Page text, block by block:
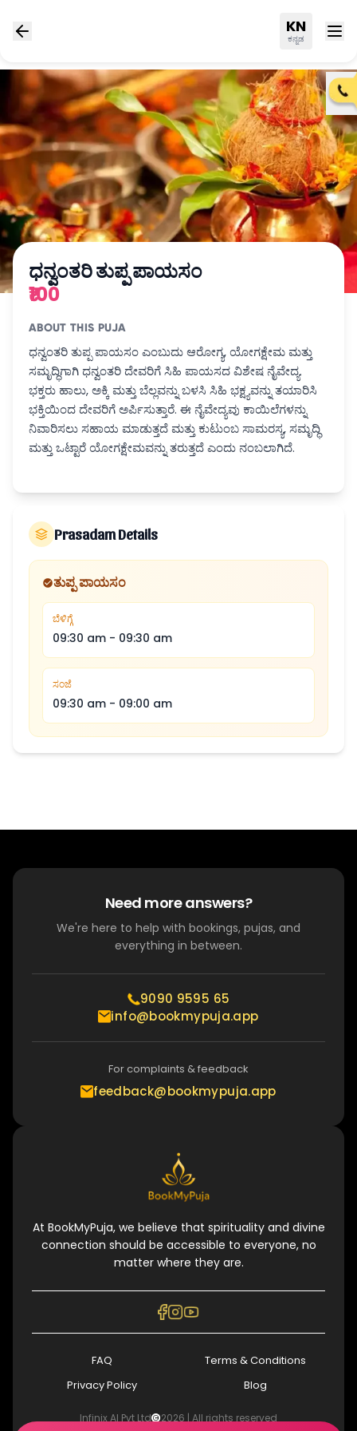
KN
ಕನ್ನಡ
ಧನ್ವಂತರಿ ತುಪ್ಪ ಪಾಯಸಂ
₹100
ABOUT THIS PUJA
ಧನ್ವಂತರಿ ತುಪ್ಪ ಪಾಯಸಂ ಎಂಬುದು ಆರೋಗ್ಯ, ಯೋಗಕ್ಷೇಮ ಮತ್ತು
ಸಮೃದ್ಧಿಗಾಗಿ ಧನ್ವಂತರಿ ದೇವರಿಗೆ ಸಿಹಿ ಪಾಯಸದ ವಿಶೇಷ ನೈವೇದ್ಯ.
ಭಕ್ತರು ಹಾಲು, ಅಕ್ಕಿ ಮತ್ತು ಬೆಲ್ಲವನ್ನು ಬಳಸಿ ಸಿಹಿ ಭಕ್ಷ್ಯವನ್ನು ತಯಾರಿಸಿ
ಭಕ್ತಿಯಿಂದ ದೇವರಿಗೆ ಅರ್ಪಿಸುತ್ತಾರೆ. ಈ ನೈವೇದ್ಯವು ಕಾಯಿಲೆಗಳನ್ನು
ನಿವಾರಿಸಲು ಸಹಾಯ ಮಾಡುತ್ತದೆ ಮತ್ತು ಕುಟುಂಬ ಸಾಮರಸ್ಯ, ಸಮೃದ್ಧಿ
ಮತ್ತು ಒಟ್ಟಾರೆ ಯೋಗಕ್ಷೇಮವನ್ನು ತರುತ್ತದೆ ಎಂದು ನಂಬಲಾಗಿದೆ.
Prasadam Details
ತುಪ್ಪ ಪಾಯಸಂ
ಬೆಳಿಗ್ಗೆ
09:30 am - 09:30 am
ಸಂಜೆ
09:30 am - 09:00 am
Need more answers?
We're here to help with bookings, pujas, and
everything in between.
9090 9595 65
info@bookmypuja.app
For complaints & feedback
feedback@bookmypuja.app
At BookMyPuja, we believe that spirituality and divine
connection should be accessible to everyone, no
matter where they are.
FAQ
Terms & Conditions
Privacy Policy
Blog
Infinix AI Pvt Ltd 2026 | All rights reserved